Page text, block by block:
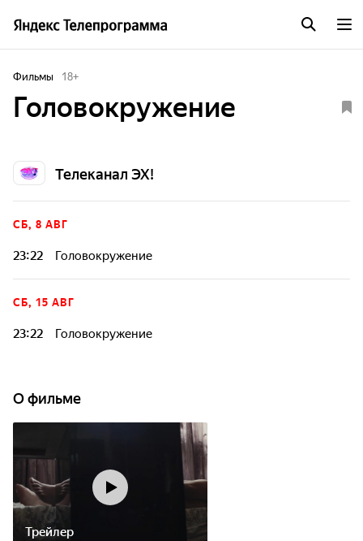
Фильмы 18+
Головокружение
Телеканал ЭХ!
СБ, 8 АВГ
23:22 Головокружение
СБ, 15 АВГ
23:22 Головокружение
О фильме
Трейлер